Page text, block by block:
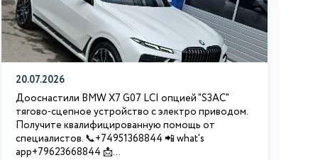
20.07.2026
Дооснастили BMW Х7 G07 LCI опцией "S3АС"
тягово-сцепное устройство с электро приводом.
Получите квалифицированную помощь от
специалистов. 📞+74951368844 📲 what's
app+79623668844 📩...